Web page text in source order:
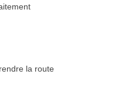
la route